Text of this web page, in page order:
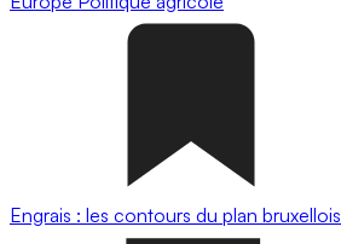
Engrais : les contours du plan bruxellois